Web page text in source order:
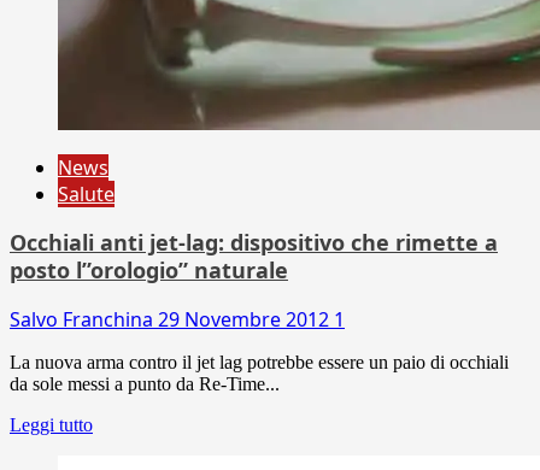
News
Salute
Occhiali anti jet-lag: dispositivo che rimette a
posto l”orologio” naturale
Salvo Franchina 29 Novembre 2012 1
La nuova arma contro il jet lag potrebbe essere un paio di occhiali
da sole messi a punto da Re-Time...
Leggi tutto